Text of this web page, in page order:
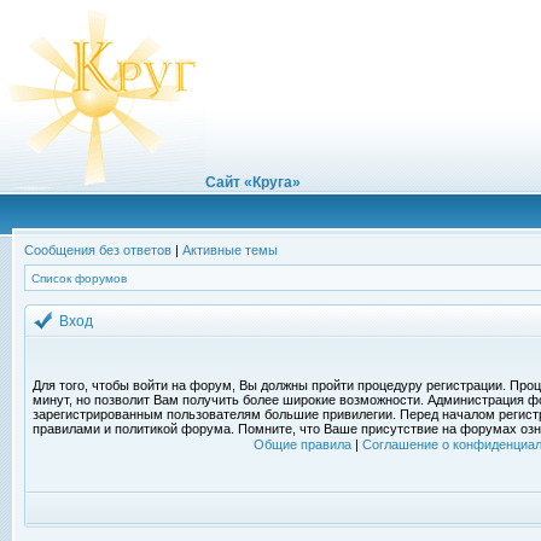
Сайт «Круга»
Сообщения без ответов | Активные темы
Список форумов
Вход
Для того, чтобы войти на форум, Вы должны пройти процедуру регистрации.
минут, но позволит Вам получить более широкие возможности. Администрация
зарегистрированным пользователям большие привилегии. Перед началом
правилами и политикой форума. Помните, что Ваше присутствие на форумах
Общие правила| Соглашение о